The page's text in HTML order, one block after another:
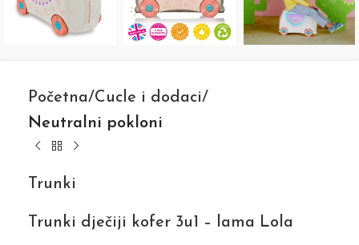
Početna Cucle i dodaci
Neutralni pokloni
Trunki
Trunki dječiji kofer 3u1 – lama Lola